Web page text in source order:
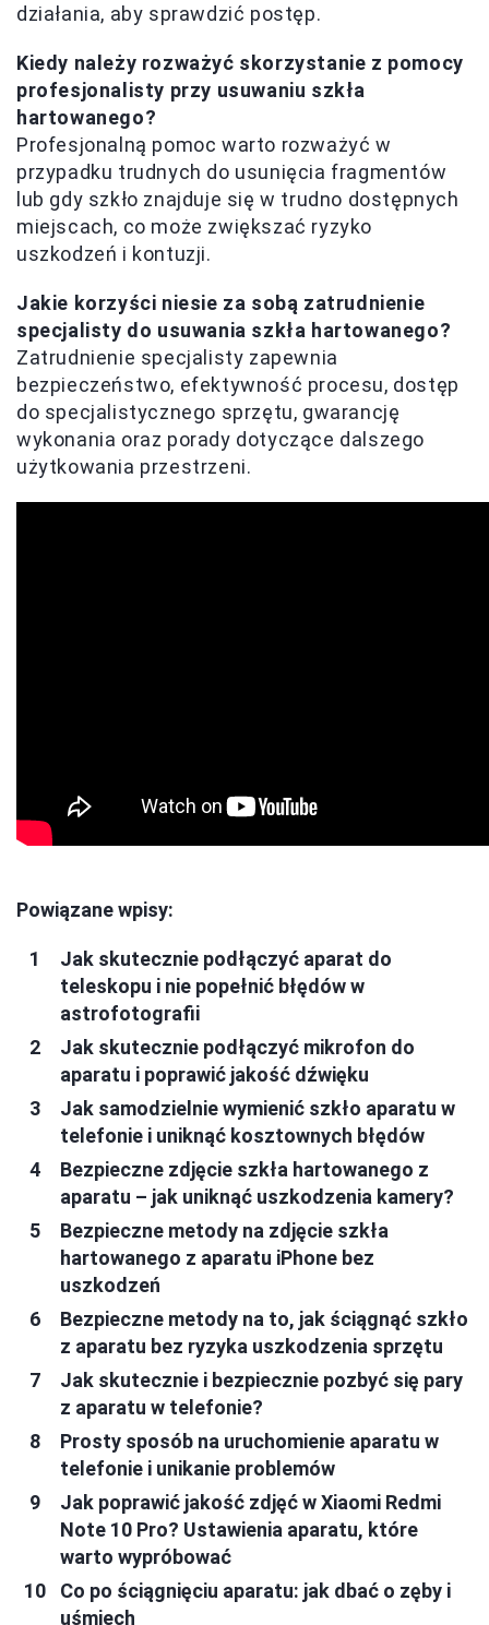
działania, aby sprawdzić postęp.
Kiedy należy rozważyć skorzystanie z pomocy
profesjonalisty przy usuwaniu szkła
hartowanego?
Profesjonalną pomoc warto rozważyć w
przypadku trudnych do usunięcia fragmentów
lub gdy szkło znajduje się w trudno dostępnych
miejscach, co może zwiększać ryzyko
uszkodzeń i kontuzji.
Jakie korzyści niesie za sobą zatrudnienie
specjalisty do usuwania szkła hartowanego?
Zatrudnienie specjalisty zapewnia
bezpieczeństwo, efektywność procesu, dostęp
do specjalistycznego sprzętu, gwarancję
wykonania oraz porady dotyczące dalszego
użytkowania przestrzeni.
Powiązane wpisy:
Jak skutecznie podłączyć aparat do
teleskopu i nie popełnić błędów w
astrofotografii
Jak skutecznie podłączyć mikrofon do
aparatu i poprawić jakość dźwięku
Jak samodzielnie wymienić szkło aparatu w
telefonie i uniknąć kosztownych błędów
Bezpieczne zdjęcie szkła hartowanego z
aparatu – jak uniknąć uszkodzenia kamery?
Bezpieczne metody na zdjęcie szkła
hartowanego z aparatu iPhone bez
uszkodzeń
Bezpieczne metody na to, jak ściągnąć szkło
z aparatu bez ryzyka uszkodzenia sprzętu
Jak skutecznie i bezpiecznie pozbyć się pary
z aparatu w telefonie?
Prosty sposób na uruchomienie aparatu w
telefonie i unikanie problemów
Jak poprawić jakość zdjęć w Xiaomi Redmi
Note 10 Pro? Ustawienia aparatu, które
warto wypróbować
Co po ściągnięciu aparatu: jak dbać o zęby i
uśmiech